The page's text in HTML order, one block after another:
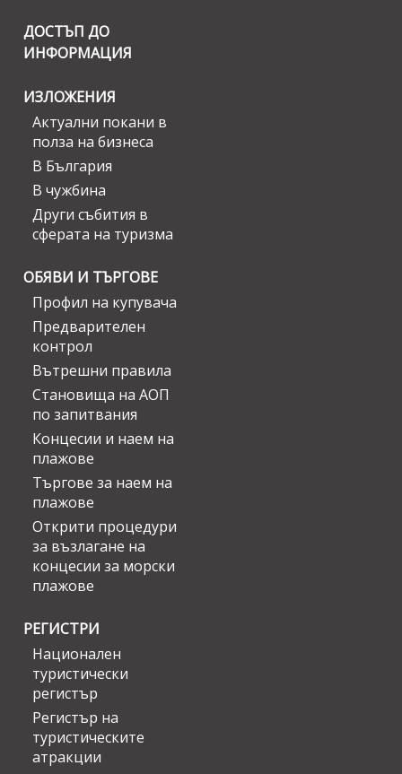
ДОСТЪП ДО
ИНФОРМАЦИЯ
ИЗЛОЖЕНИЯ
Актуални покани в
полза на бизнеса
В България
В чужбина
Други събития в
сферата на туризма
ОБЯВИ И ТЪРГОВЕ
Профил на купувача
Предварителен
контрол
Вътрешни правила
Становища на АОП
по запитвания
Концесии и наем на
плажове
Търгове за наем на
плажове
Открити процедури
за възлагане на
концесии за морски
плажове
РЕГИСТРИ
Национален
туристически
регистър
Регистър на
туристическите
атракции